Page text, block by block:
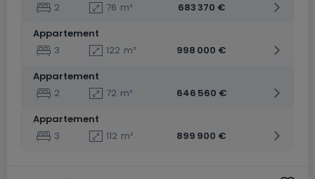
2
76 m²
683 370 €
Appartement
3
122 m²
998 000 €
Appartement
2
72 m²
646 560 €
Appartement
3
112 m² 899 900 €